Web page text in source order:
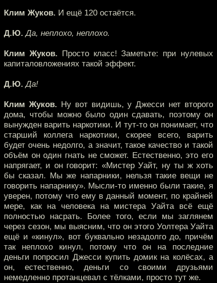
Клим Жуков. И ещё 120 остаётся.
Д.Ю. Да, неплохо, неплохо.
Клим Жуков. Просто класс! Заметьте: при нулевых
капиталовложениях такой эффект.
Д.Ю. Да!
Клим Жуков. Ну вот видишь, у Джесси нет второго
дома, чтобы можно было один сдавать, поэтому он
вынужден варить наркотики. И тут-то он понимает, что
старший коллега наркотики, скорее всего, варить
будет очень недолго, а значит, такое качество и такой
объём он один гнать не сможет. Естественно, это его
напрягает, и он говорит: «Мистер Уайт, ну ты ж хоть
бы сказал. Мы же напарники, нельзя такие вещи не
говорить напарнику». Мысли-то именно были такие, я
уверен, потому что ему в данный момент, по крайней
мере, как на человека на мистера Уайта всё ещё
полностью насрать. Более того, если мы заглянем
через сезон, мы выясним, что он этого Уолтера Уайта
ещё и «кинул», вот буквально незадолго до, причём
так неплохо кинул, потому что он на последние
деньги попросил Джесси купить домик на колёсах, а
он, естественно, деньги со своими друзьями
немедленно протанцевал с тёлками, просто тут же.